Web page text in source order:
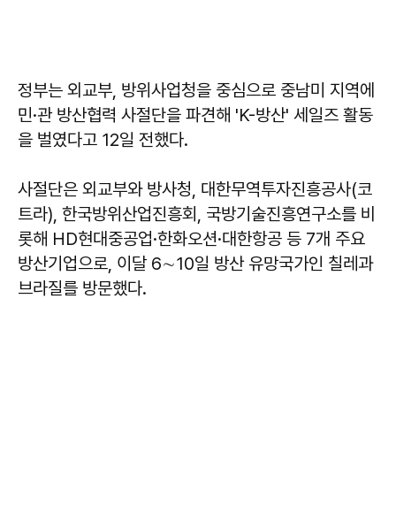
정부는 외교부, 방위사업청을 중심으로 중남미 지역에
민·관 방산협력 사절단을 파견해 'K-방산' 세일즈 활동
을 벌였다고 12일 전했다.
사절단은 외교부와 방사청, 대한무역투자진흥공사(코
트라), 한국방위산업진흥회, 국방기술진흥연구소를 비
롯해 HD현대중공업·한화오션·대한항공 등 7개 주요
방산기업으로, 이달 6∼10일 방산 유망국가인 칠레과
브라질를 방문했다.